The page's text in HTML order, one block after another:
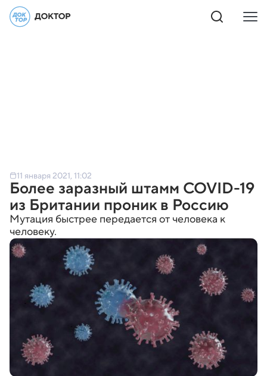
11 января 2021, 11:02
Более заразный штамм COVID-19
из Британии проник в Россию
Мутация быстрее передается от человека к
человеку.